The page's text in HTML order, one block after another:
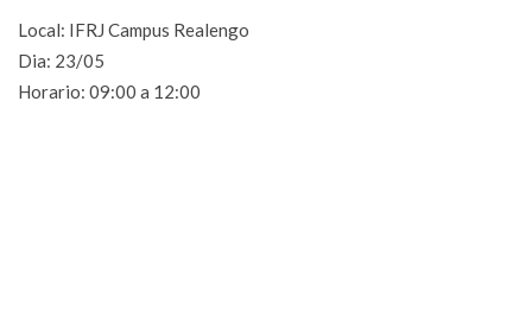
Local: IFRJ Campus Realengo
Dia: 23/05
Horario: 09:00 a 12:00